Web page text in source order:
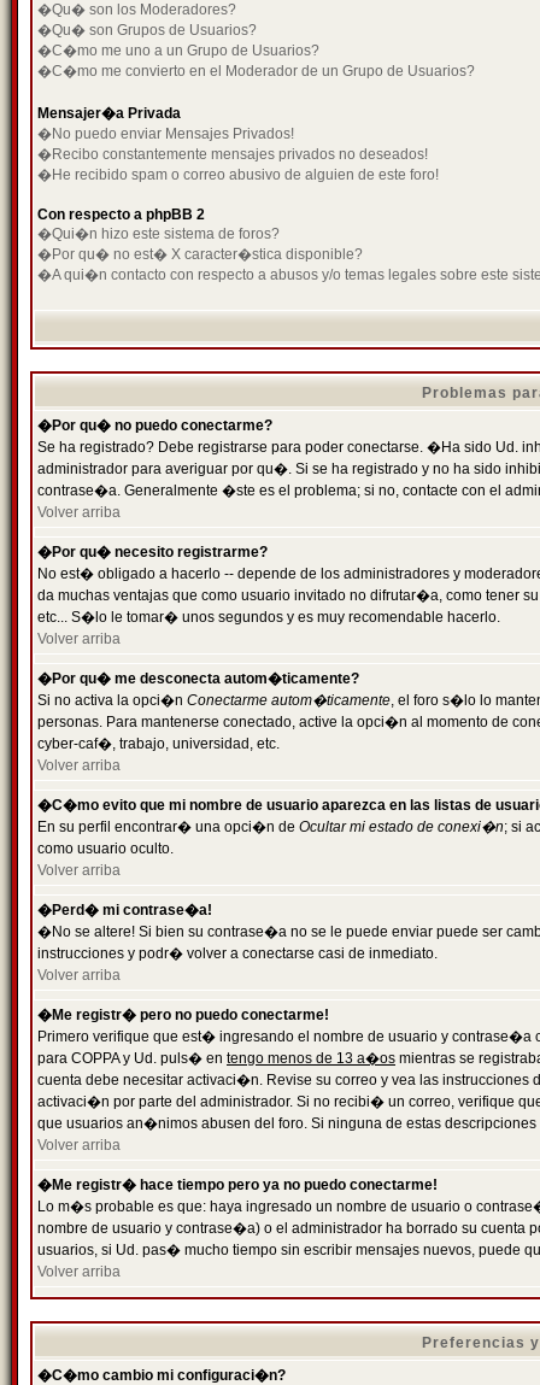
�Qu� son los Moderadores?
�Qu� son Grupos de Usuarios?
�C�mo me uno a un Grupo de Usuarios?
�C�mo me convierto en el Moderador de un Grupo de Usuarios?
Mensajer�a Privada
�No puedo enviar Mensajes Privados!
�Recibo constantemente mensajes privados no deseados!
�He recibido spam o correo abusivo de alguien de este foro!
Con respecto a phpBB 2
�Qui�n hizo este sistema de foros?
�Por qu� no est� X caracter�stica disponible?
�A qui�n contacto con respecto a abusos y/o temas legales sobre este
Problemas
�Por qu� no puedo conectarme?
Se ha registrado? Debe registrarse para poder conectarse. �Ha sido Ud.
administrador para averiguar por qu�. Si se ha registrado y no ha sido
contrase�a. Generalmente �ste es el problema; si no, contacte con el
Volver arriba
�Por qu� necesito registrarme?
No est� obligado a hacerlo -- depende de los administradores y
da muchas ventajas que como usuario invitado no difrutar�a, como tener
etc... S�lo le tomar� unos segundos y es muy recomendable hacerlo.
Volver arriba
�Por qu� me desconecta autom�ticamente?
Si no activa la opci�n Conectarme autom�ticamente, el foro s�lo lo
personas. Para mantenerse conectado, active la opci�n al momento de
cyber-caf�, trabajo, universidad, etc.
Volver arriba
�C�mo evito que mi nombre de usuario aparezca en las listas de
En su perfil encontrar� una opci�n de Ocultar mi estado de conexi�n; si
como usuario oculto.
Volver arriba
�Perd� mi contrase�a!
�No se altere! Si bien su contrase�a no se le puede enviar puede ser
instrucciones y podr� volver a conectarse casi de inmediato.
Volver arriba
�Me registr� pero no puedo conectarme!
Primero verifique que est� ingresando el nombre de usuario y
para COPPA y Ud. puls� en tengo menos de 13 a�os mientras se
cuenta debe necesitar activaci�n. Revise su correo y vea las
activaci�n por parte del administrador. Si no recibi� un correo, verifique
que usuarios an�nimos abusen del foro. Si ninguna de estas
Volver arriba
�Me registr� hace tiempo pero ya no puedo conectarme!
Lo m�s probable es que: haya ingresado un nombre de usuario o
nombre de usuario y contrase�a) o el administrador ha borrado su
usuarios, si Ud. pas� mucho tiempo sin escribir mensajes nuevos, puede
Volver arriba
Preferencias
�C�mo cambio mi configuraci�n?